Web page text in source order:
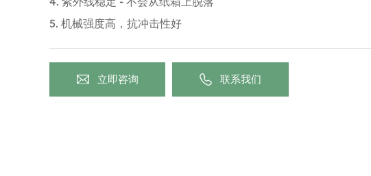
5. 机械强度高，抗冲击性好
立即咨询 联系我们